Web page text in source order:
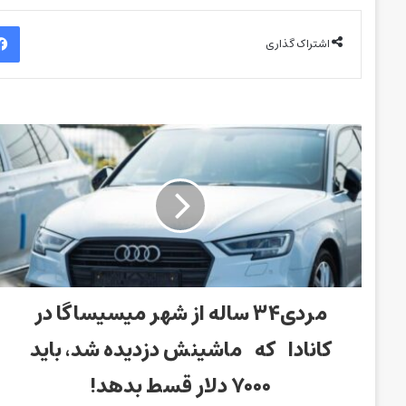
اشتراک گذاری
مردی۳۴ ساله از شهر میسیساگا در
کانادا که ماشینش دزدیده شد، باید
۷۰۰۰ دلار قسط بدهد!